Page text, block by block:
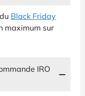
Black Friday
maximum sur
IRO